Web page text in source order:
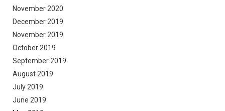
November 2020
December 2019
November 2019
October 2019
September 2019
August 2019
July 2019
June 2019